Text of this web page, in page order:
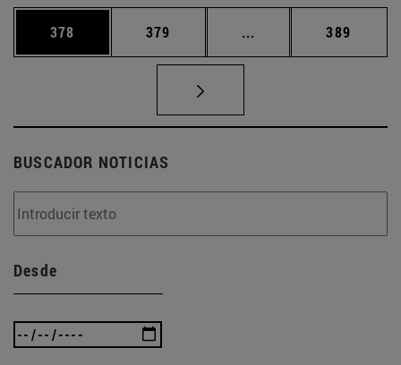
Página
378 Página
379 ... Páginas intermedias
Página
389
BUSCADOR NOTICIAS
Desde